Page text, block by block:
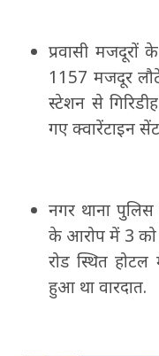
प्रवासी मजदूरों
1157 मजदूर
स्टेशन से
गए क्वारेंटाइन
नगर थाना
के आरोप में 3 को
रोड स्थित होटल
हुआ था वारदात.